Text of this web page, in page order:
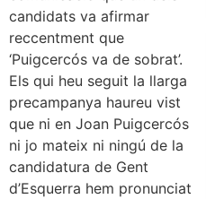
candidats va afirmar
reccentment que
‘Puigcercós va de sobrat’.
Els qui heu seguit la llarga
precampanya haureu vist
que ni en Joan Puigcercós
ni jo mateix ni ningú de la
candidatura de Gent
d’Esquerra hem pronunciat